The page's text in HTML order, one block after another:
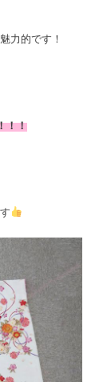
力的です！
！！